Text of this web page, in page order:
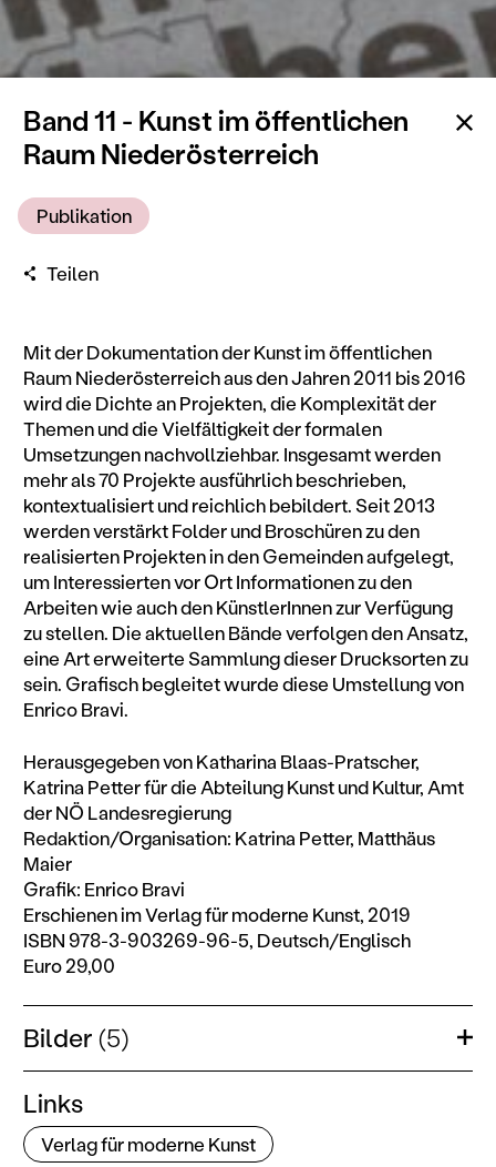
Band 11 - Kunst im öffentlichen
Raum Niederösterreich
Publikation
Teilen
Mit der Dokumentation der Kunst im öffentlichen
Raum Niederösterreich aus den Jahren 2011 bis 2016
wird die Dichte an Projekten, die Komplexität der
Themen und die Vielfältigkeit der formalen
Umsetzungen nachvollziehbar. Insgesamt werden
mehr als 70 Projekte ausführlich beschrieben,
kontextualisiert und reichlich bebildert. Seit 2013
werden verstärkt Folder und Broschüren zu den
realisierten Projekten in den Gemeinden aufgelegt,
um Interessierten vor Ort Informationen zu den
Arbeiten wie auch den KünstlerInnen zur Verfügung
zu stellen. Die aktuellen Bände verfolgen den Ansatz,
eine Art erweiterte Sammlung dieser Drucksorten zu
sein. Grafisch begleitet wurde diese Umstellung von
Enrico Bravi.
Herausgegeben von Katharina Blaas-Pratscher,
Katrina Petter für die Abteilung Kunst und Kultur, Amt
der NÖ Landesregierung
Redaktion/Organisation: Katrina Petter, Matthäus
Maier
Grafik: Enrico Bravi
Erschienen im Verlag für moderne Kunst, 2019
ISBN 978-3-903269-96-5, Deutsch/Englisch
Euro 29,00
Bilder (5)
Links
Verlag für moderne Kunst